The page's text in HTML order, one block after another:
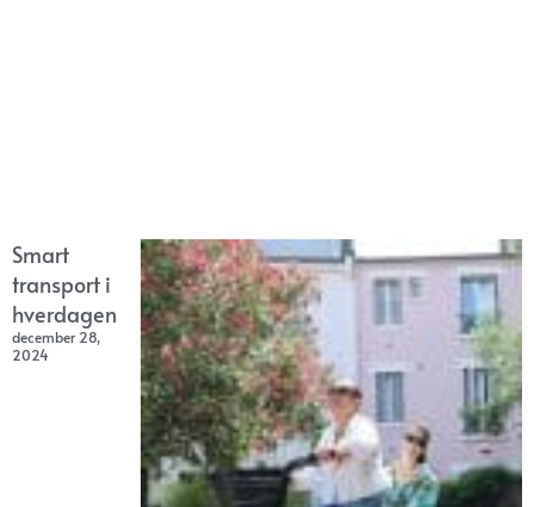
Smart
transport i
hverdagen
december 28,
2024